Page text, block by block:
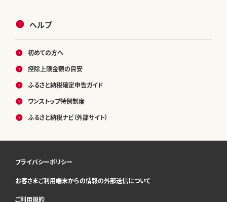
ヘルプ
初めての方へ
控除上限金額の目安
ふるさと納税確定申告ガイド
ワンストップ特例制度
ふるさと納税ナビ（外部サイト）
プライバシーポリシー
お客さまご利用端末からの情報の外部送信について
ご利用規約